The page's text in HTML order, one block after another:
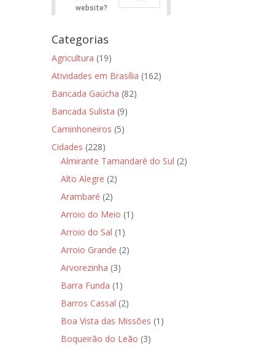
website?
Categorias
Agricultura (19)
Atividades em Brasília (162)
Bancada Gaúcha (82)
Bancada Sulista (9)
Caminhoneiros (5)
Cidades (228)
Almirante Tamandaré do Sul (2)
Alto Alegre (2)
Arambaré (2)
Arroio do Meio (1)
Arroio do Sal (1)
Arroio Grande (2)
Arvorezinha (3)
Barra Funda (1)
Barros Cassal (2)
Boa Vista das Missões (1)
Boqueirão do Leão (3)